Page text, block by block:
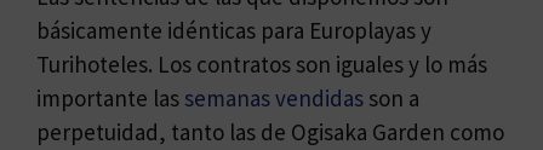
básicamente idénticas para Europlayas y
Turihoteles. Los contratos son iguales y lo más
importante las semanas vendidas son a
perpetuidad, tanto las de Ogisaka Garden como